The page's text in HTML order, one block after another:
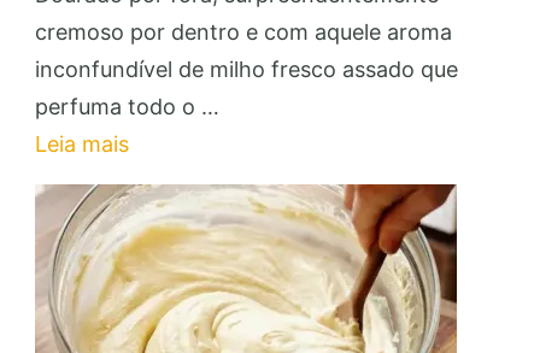
de
Milho
Faça
e
Venda
para
Renda
cremoso por dentro e com aquele aroma
inconfundível de milho fresco assado que
perfuma todo o …
Leia mais